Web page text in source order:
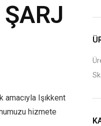
amacıyla Işıkkent
hizmete